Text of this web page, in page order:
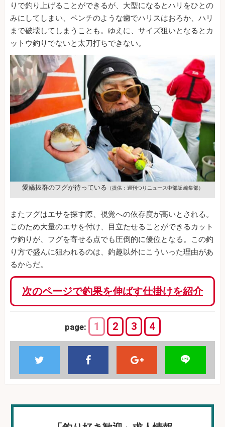
りで釣り上げることができるが、大型になるとハリをひとの
みにしてしまい、ペンチのような歯でハリスはおろか、ハリ
まで破壊してしまうことも。ゆえに、サイズ狙いとなるとカ
ットウ釣りでないと太刀打ちできない。
愛嬌抜群のフグが待っている （提供：週刊つりニュース中部版 編集部）
またフグはエサを探す際、視覚への依存度が高いとされる。
このため大量のエサを付け、目立たせることができるカット
ウ釣りが、フグを寄せる点でも圧倒的に優位となる。この釣
り方で盛んに狙われるのは、釣趣以外にこういった理由があ
るからだ。
次のページで釣果を伸ばす仕掛けを紹介
page: 1 2 3 4